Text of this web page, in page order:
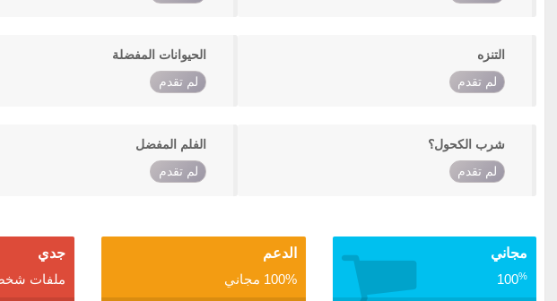
التنزه
لم تقدم
الحيوانات المفضلة
لم تقدم
شرب الكحول؟
لم تقدم
الفلم المفضل
لم تقدم
مجاني
100%
الدعم
100% مجاني
جدي
ملفات